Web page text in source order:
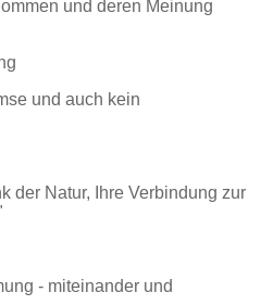
und deren Meinung
und auch kein
der Natur, Ihre Verbindung zur
- miteinander und